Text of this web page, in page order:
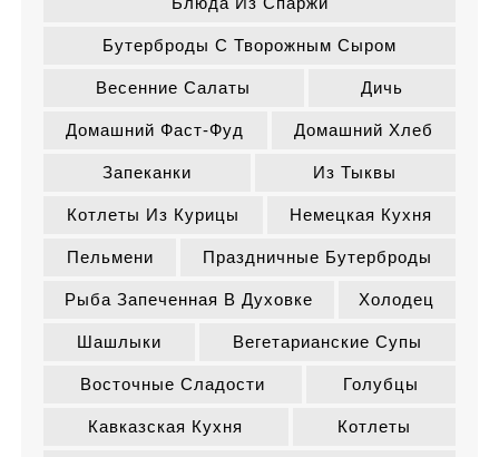
Бутерброды С Творожным Сыром
Весенние Салаты Дичь
Домашний Фаст-Фуд Домашний Хлеб
Запеканки Из Тыквы
Котлеты Из Курицы Немецкая Кухня
Пельмени Праздничные Бутерброды
Рыба Запеченная В Духовке Холодец
Шашлыки Вегетарианские Супы
Восточные Сладости Голубцы
Кавказская Кухня Котлеты